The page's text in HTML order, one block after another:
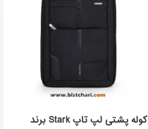
کوله پشتی لپ تاپ Stark برند